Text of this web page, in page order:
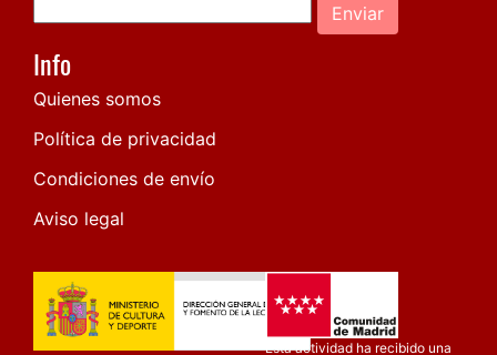
Enviar
Info
Quienes somos
Política de privacidad
Condiciones de envío
Aviso legal
Esta actividad ha recibido una